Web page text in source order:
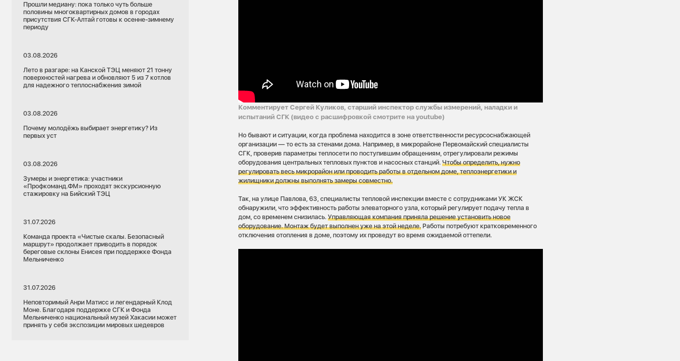
Прошли медиану: пока только чуть больше
половины многоквартирных домов в городах
присутствия СГК-Алтай готовы к осенне-зимнему
периоду
03.08.2026
Лето в разгаре: на Канской ТЭЦ меняют 21 тонну
поверхностей нагрева и обновляют 5 из 7 котлов
для надежного теплоснабжения зимой
03.08.2026
Почему молодёжь выбирает энергетику? Из
первых уст
03.08.2026
Зумеры и энергетика: участники
«Профкоманд.ФМ» проходят экскурсионную
стажировку на Бийский ТЭЦ
31.07.2026
Команда проекта «Чистые скалы. Безопасный
маршрут» продолжает приводить в порядок
береговые склоны Енисея при поддержке Фонда
Мельниченко
31.07.2026
Неповторимый Анри Матисс и легендарный Клод
Моне. Благодаря поддержке СГК и Фонда
Мельниченко национальный музей Хакасии может
принять у себя экспозиции мировых шедевров
Комментирует Сергей Куликов, старший инспектор службы измерений, наладки и
испытаний СГК (видео с расшифровкой смотрите на youtube)
Но бывают и ситуации, когда проблема находится в зоне ответственности ресурсоснабжающей
организации — то есть за стенами дома. Например, в микрорайоне Первомайский специалисты
СГК, проверив параметры теплосети по поступившим обращениям, отрегулировали режимы
оборудования центральных тепловых пунктов и насосных станций.Чтобы определить, нужно
регулировать весь микрорайон или проводить работы в отдельном доме, теплоэнергетики и
жилищники должны выполнять замеры совместно.
Так, на улице Павлова, 63, специалисты тепловой инспекции вместе с сотрудниками УК ЖСК
обнаружили, что эффективность работы элеваторного узла, который регулирует подачу тепла в
дом, со временем снизилась.Управляющая компания приняла решение установить новое
оборудование. Монтаж будет выполнен уже на этой неделе. Работы потребуют кратковременного
отключения отопления в доме, поэтому их проведут во время ожидаемой оттепели.